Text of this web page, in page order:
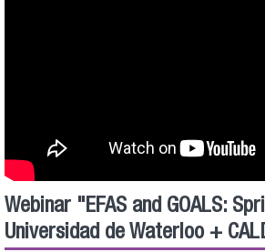
Webinar "EFAS and GOALS:
Universidad de Waterloo +